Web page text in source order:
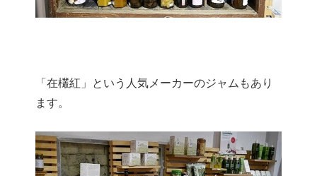
「在欉紅」という人気メーカーのジャムもあり
ます。